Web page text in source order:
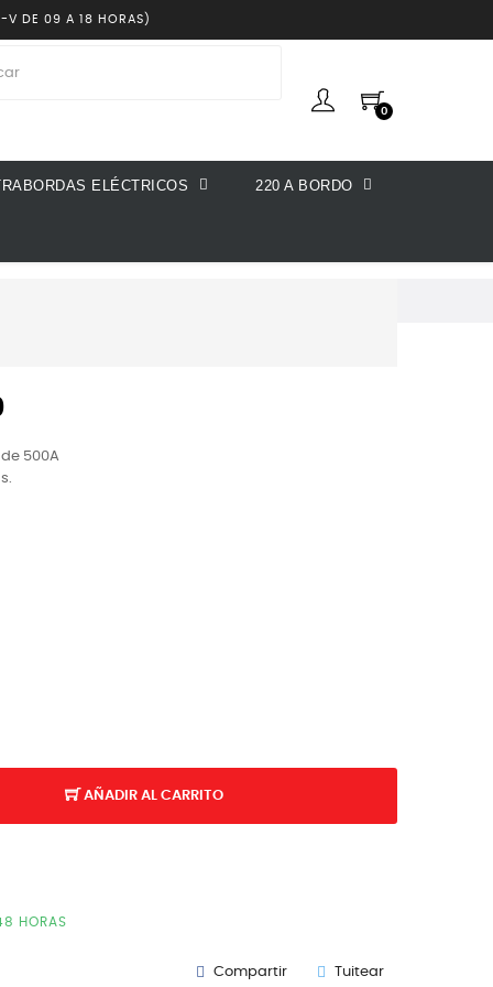
DE 09 A 18 HORAS)
0
ELÉCTRICOS 220 A BORDO
500A
AÑADIR AL CARRITO
HORAS
Compartir Tuitear